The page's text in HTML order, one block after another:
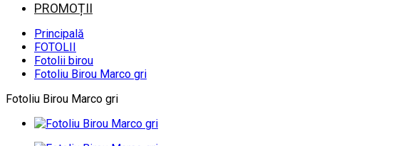
PROMOȚII
Principală
FOTOLII
Fotolii birou
Fotoliu Birou Marco gri
Fotoliu Birou Marco gri